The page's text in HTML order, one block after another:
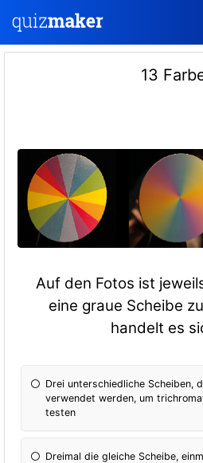
13
Auf den Fotos ist
eine graue Scheibe
handelt es
Drei unterschiedliche Scheiben,
verwendet werden, um
testen
Dreimal die gleiche Scheibe,